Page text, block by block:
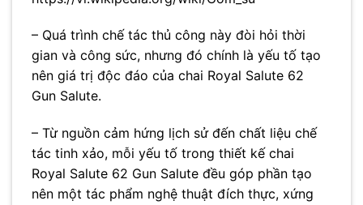
– Quá trình chế tác thủ công này đòi hỏi thời
gian và công sức, nhưng đó chính là yếu tố tạo
nên giá trị độc đáo của chai Royal Salute 62
Gun Salute.
– Từ nguồn cảm hứng lịch sử đến chất liệu chế
tác tinh xảo, mỗi yếu tố trong thiết kế chai
Royal Salute 62 Gun Salute đều góp phần tạo
nên một tác phẩm nghệ thuật đích thực, xứng